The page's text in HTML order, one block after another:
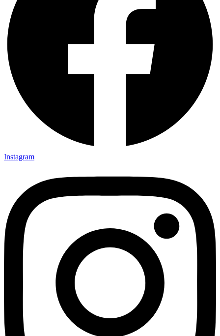
Instagram